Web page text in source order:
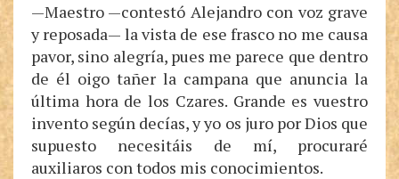
—Maestro —contestó Alejandro con voz grave
y reposada— la vista de ese frasco no me causa
pavor, sino alegría, pues me parece que dentro
de él oigo tañer la campana que anuncia la
última hora de los Czares. Grande es vuestro
invento según decías, y yo os juro por Dios que
supuesto necesitáis de mí, procuraré
auxiliaros con todos mis conocimientos.